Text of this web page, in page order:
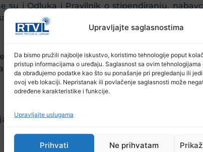
Upravljajte saglasnostima
Da bismo pružili najbolje iskustvo, koristimo tehnologije poput
pristup informacijama o uređaju. Saglasnost sa ovim
da obrađujemo podatke kao što su ponašanje pri pregledanju ili
ovoj veb lokaciji. Nepristanak ili povlačenje saglasnosti može
određene karakteristike i funkcije.
Upravljajte uslugama
Prihvati Ne prihvatam
su i Odluka i Pravilnik o stipendiranju,
područja općine Lukavac za školsku 2019./2020.
prouzrokovane prirodnom nesrećom usljed
Ibrakića da tokom daljnjeg rada prioritet
o stanju u oblasti raseljenih lica na područiju